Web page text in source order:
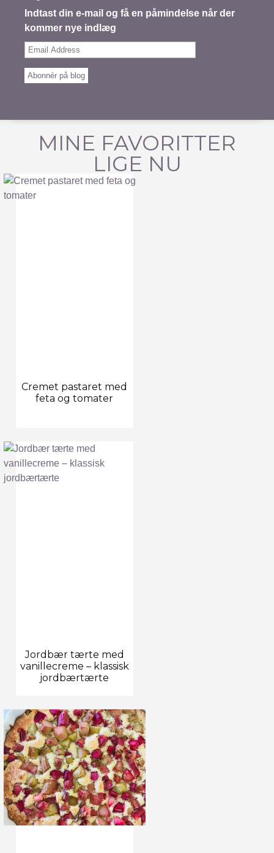
Indtast din e-mail og få en påmindelse når der
kommer nye indlæg
Email
Abonnér på blog
MINE FAVORITTER
LIGE NU
Cremet pastaret med
feta og tomater
Jordbær tærte med
vanillecreme – klassisk
jordbærtærte